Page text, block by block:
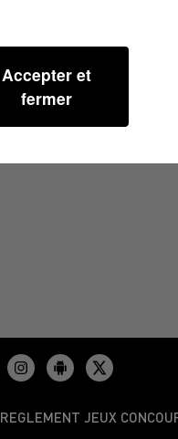
REGLEMENT JEUX
Accepter et
fermer